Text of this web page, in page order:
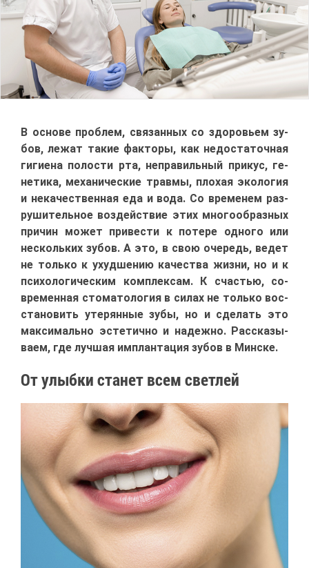
В ос­но­ве про­блем, свя­зан­ных со здо­ро­вьем зу­
бов, ле­жат та­кие фак­то­ры, как недо­ста­точ­ная
ги­ги­е­на по­ло­сти рта, непра­виль­ный при­кус, ге­
не­ти­ка, ме­ха­ни­че­ские трав­мы, пло­хая эко­ло­гия
и нека­че­ствен­ная еда и во­да. Со вре­ме­нем раз­
ру­ши­тель­ное воз­дей­ствие этих мно­го­об­раз­ных
при­чин мо­жет при­ве­сти к по­те­ре од­но­го или
несколь­ких зу­бов. А это, в свою оче­редь, ве­дет
не толь­ко к ухуд­ше­нию ка­че­ства жиз­ни, но и к
пси­хо­ло­ги­че­ским ком­плек­сам. К сча­стью, со­
вре­мен­ная сто­ма­то­ло­гия в си­лах не толь­ко вос­
ста­но­вить уте­рян­ные зу­бы, но и сде­лать это
мак­си­маль­но эс­те­тич­но и на­деж­но. Рас­ска­зы­
ва­ем, где луч­шая им­план­та­ция зу­бов в Мин­ске.
От улыб­ки ста­нет всем свет­лей